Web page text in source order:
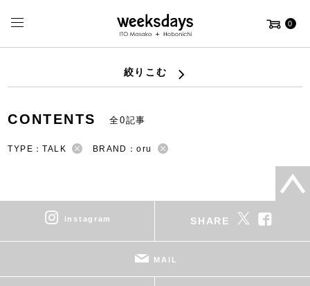
0
絞りこむ
CONTENTS 全0記事
TYPE：TALK BRAND：oru
instagram SHARE
MAIL